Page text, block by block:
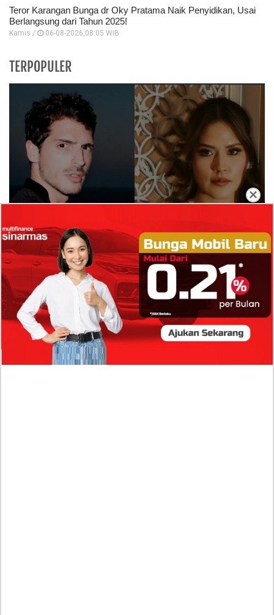
×
Teror Karangan Bunga dr Oky Pratama Naik Penyidikan, Usai
Berlangsung dari Tahun 2025!
Kamis / 06-08-2026,08:05 WIB
TERPOPULER
Molinie Terkuak, Diduga jadi Isyarat Go
Publik?
Profil Biodata Mathis Molinié, Chef Prancis Pacar
Baru Raisa Andriana yang Kini Resmi Go Publik?
Sumber Penghasilan Asila Maisa Apa Saja? Dituding
Beli Barang Branded Pakai Uang Ayah yang Jadi
Wabup!